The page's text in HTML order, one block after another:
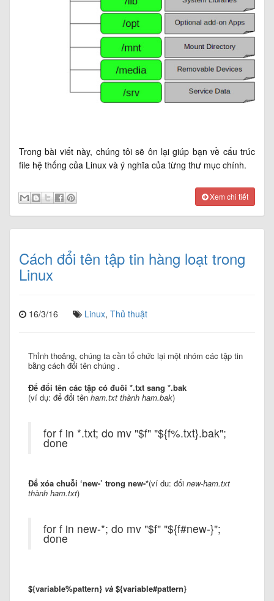
Trong bài viết này, chúng tôi sẽ ôn lại giúp bạn về cấu trúc
file hệ thống của Linux và ý nghĩa của từng thư mục chính.
Xem chi tiết
Cách đổi tên tập tin hàng loạt trong
Linux
16/3/16 Linux, Thủ thuật
Thỉnh thoảng, chúng ta cần tổ chức lại một nhóm các tập tin
bằng cách đổi tên chúng .
Để đổi tên các tập có đuôi *.txt sang *.bak
(ví dụ: để đổi tên ham.txt thành ham.bak)
for f in *.txt; do mv "$f" "${f%.txt}.bak";
done
Để xóa chuỗi ‘new-’ trong new-*(ví du: đổi new-ham.txt
thành ham.txt)
for f in new-*; do mv "$f" "${f#new-}";
done
${variable%pattern} và ${variable#pattern}